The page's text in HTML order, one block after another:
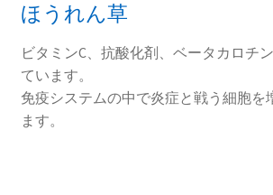
ほうれん草
ビタミンC、抗酸化剤、ベータカロチ
ています。
免疫システムの中で炎症と戦う細胞を
ます。